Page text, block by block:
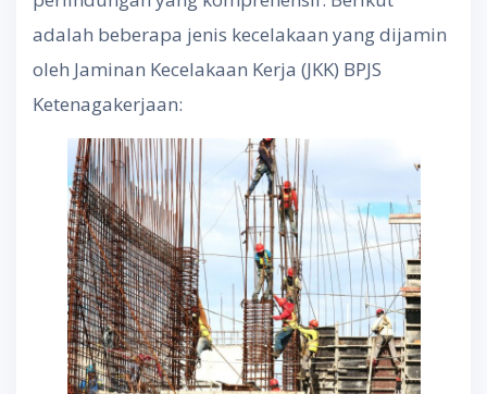
adalah beberapa jenis kecelakaan yang dijamin
oleh Jaminan Kecelakaan Kerja (JKK) BPJS
Ketenagakerjaan: